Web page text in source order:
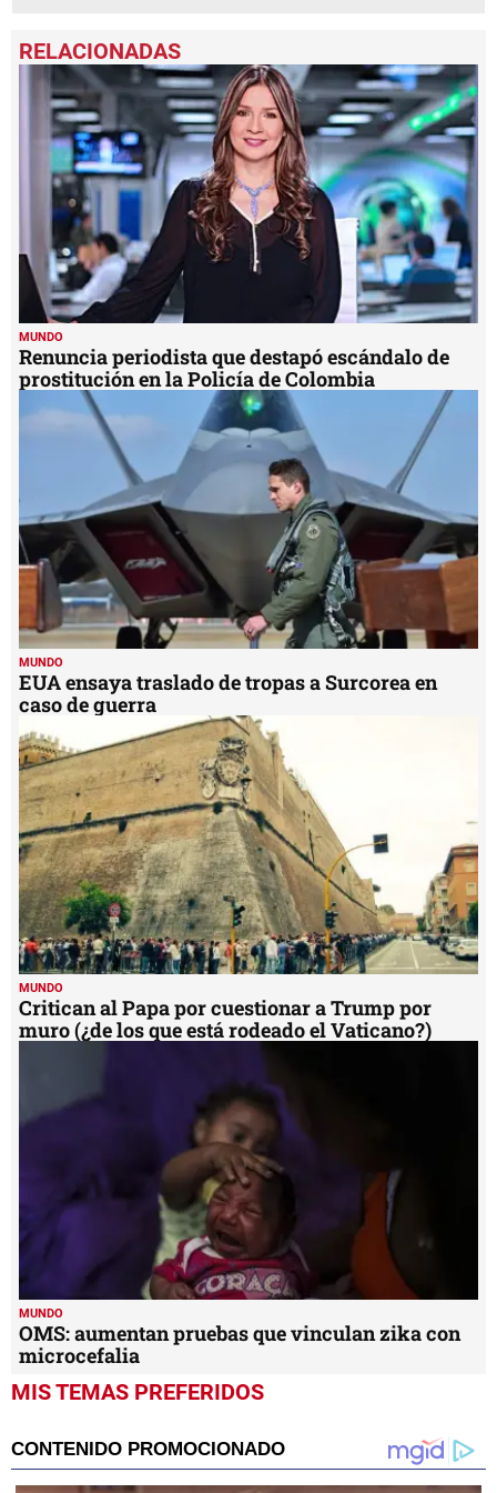
MUNDO
Renuncia periodista que destapó escándalo de
prostitución en la Policía de Colombia
MUNDO
EUA ensaya traslado de tropas a Surcorea en
caso de guerra
MUNDO
Critican al Papa por cuestionar a Trump por
muro (¿de los que está rodeado el Vaticano?)
MUNDO
OMS: aumentan pruebas que vinculan zika con
microcefalia
MIS TEMAS PREFERIDOS